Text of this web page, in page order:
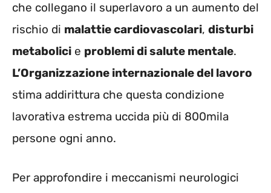
che collegano il superlavoro a un aumento del
rischio di malattie cardiovascolari, disturbi
metabolici e problemi di salute mentale.
L’Organizzazione internazionale del lavoro
stima addirittura che questa condizione
lavorativa estrema uccida più di 800mila
persone ogni anno.
Per approfondire i meccanismi neurologici